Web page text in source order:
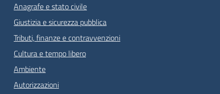
Anagrafe e stato civile
Giustizia e sicurezza pubblica
Tributi, finanze e contravvenzioni
Cultura e tempo libero
Ambiente
Autorizzazioni